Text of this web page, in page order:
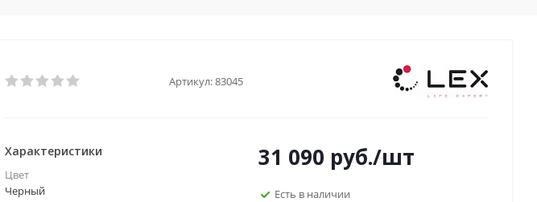
Артикул:83045
Характеристики
Цвет
Черный
31 090 руб./шт
Есть в наличии